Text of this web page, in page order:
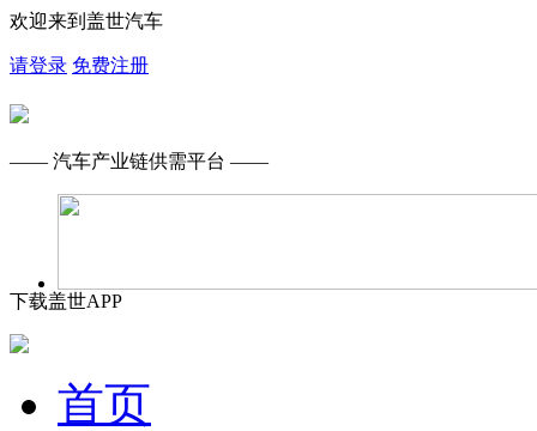
欢迎来到盖世汽车
请登录 免费注册
—— 汽车产业链供需平台 ——
下载盖世APP
首页